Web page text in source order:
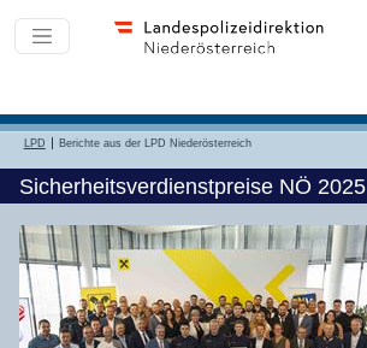
LPD Berichte aus der LPD Niederösterreich
Sicherheitsverdienstpreise NÖ 2025